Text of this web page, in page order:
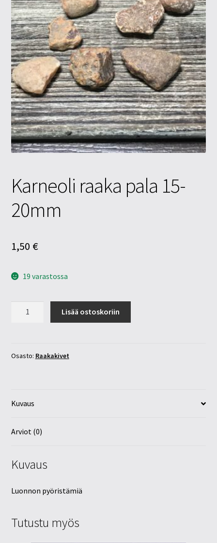
Tietosuojaseloste
Tuotteet
Yritysinfo
Karneoli raaka pala 15-
20mm
1,50 €
19 varastossa
20mm
Lisää ostoskoriin
Osasto: Raakakivet
Kuvaus
Arviot (0)
Kuvaus
Luonnon pyöristämiä
Tutustu myös